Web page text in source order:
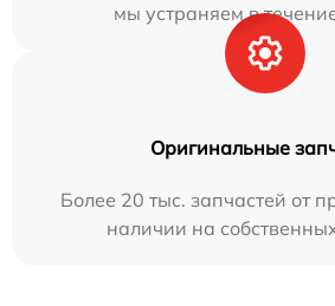
мы устраняем в
Оригинальные
Более 20 тыс. запчастей от
наличии на